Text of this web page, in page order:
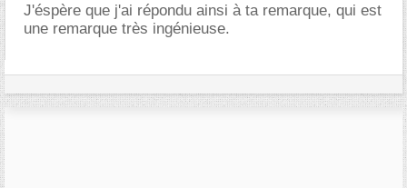
J'éspère que j'ai répondu ainsi à ta remarque, qui est
une remarque très ingénieuse.